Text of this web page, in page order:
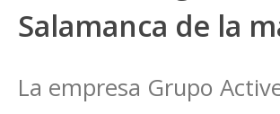
Salamanca de la
La empresa Grupo